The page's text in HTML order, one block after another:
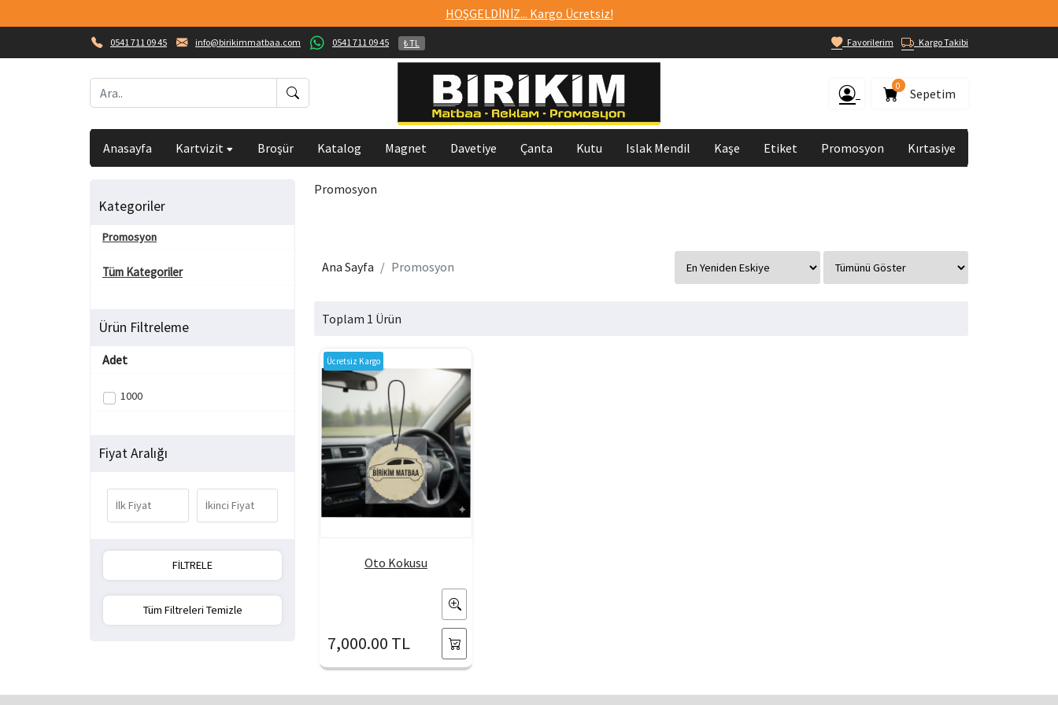
HOŞGELDİNİZ... Kargo Ücretsiz!
0541 711 09 45 info@birikimmatbaa.com 0541 711 09 45 ₺ TL Favorilerim Kargo Takibi
Sepetim
0
Anasayfa Kartvizit Broşür Katalog Magnet Davetiye Çanta Kutu Islak Mendil Kaşe Etiket Promosyon Kırtasiye
Kategoriler
Promosyon
Tüm Kategoriler
Ürün Filtreleme
Adet
1000
Fiyat Aralığı
Tüm Filtreleri Temizle
Promosyon
Ana Sayfa Promosyon
Toplam 1 Ürün
Ücretsiz Kargo
Oto Kokusu
7,000.00 TL